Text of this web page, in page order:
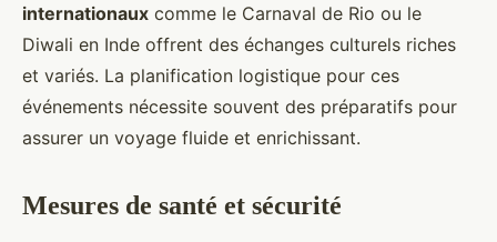
internationaux comme le Carnaval de Rio ou le
Diwali en Inde offrent des échanges culturels riches
et variés. La planification logistique pour ces
événements nécessite souvent des préparatifs pour
assurer un voyage fluide et enrichissant.
Mesures de santé et sécurité